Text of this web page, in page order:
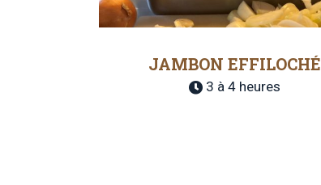
JAMBON EFFILOCHÉ
3 à 4 heures